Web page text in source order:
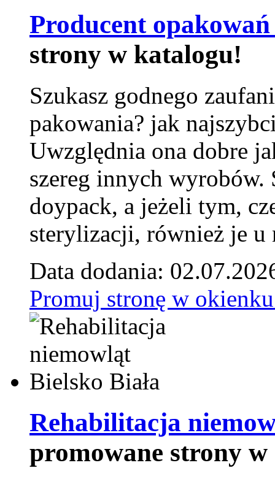
Producent
strony w katalogu!
Szukasz godnego
pakowania? jak
Uwzględnia ona dobre
szereg innych
doypack, a jeżeli tym,
sterylizacji, również je u
Data dodania:
Promuj stronę w
Rehabilitacja
promowane strony